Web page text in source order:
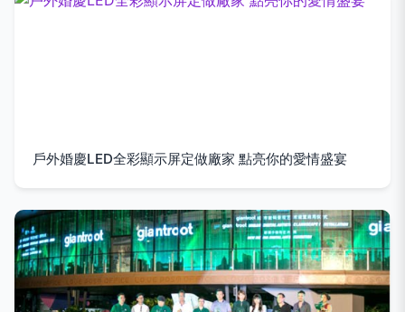
戶外婚慶LED全彩顯示屏定做廠家 點亮你的愛情盛宴